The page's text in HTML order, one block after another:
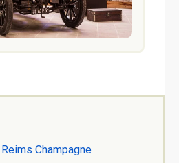
Champagne